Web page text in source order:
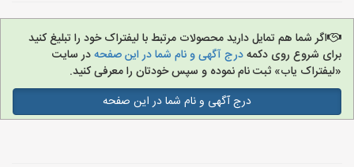
اگر شما هم تمایل دارید محصولات مرتبط با لیفتراک خود را تبلیغ کنید
برای شروع روی دکمهدرج آگهی و نام شما در این صفحهدر سایت
«لیفتراک یاب» ثبت نام نموده و سپس خودتان را معرفی کنید.
درج آگهی و نام شما در این صفحه